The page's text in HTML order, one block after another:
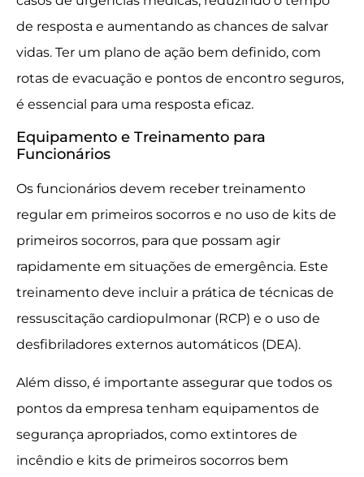
de resposta e aumentando as chances de salvar
vidas. Ter um plano de ação bem definido, com
rotas de evacuação e pontos de encontro seguros,
é essencial para uma resposta eficaz.
Equipamento e Treinamento para
Funcionários
Os funcionários devem receber treinamento
regular em primeiros socorros e no uso de kits de
primeiros socorros, para que possam agir
rapidamente em situações de emergência. Este
treinamento deve incluir a prática de técnicas de
ressuscitação cardiopulmonar (RCP) e o uso de
desfibriladores externos automáticos (DEA).
Além disso, é importante assegurar que todos os
pontos da empresa tenham equipamentos de
segurança apropriados, como extintores de
incêndio e kits de primeiros socorros bem